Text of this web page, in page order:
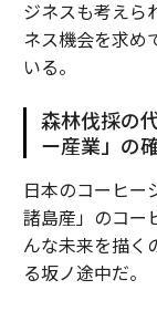
ジネスも考えら
ネス機会を求め
いる。
森林伐採の
ー産業」の
日本のコーヒー
諸島産」のコー
んな未来を描く
る坂ノ途中だ。